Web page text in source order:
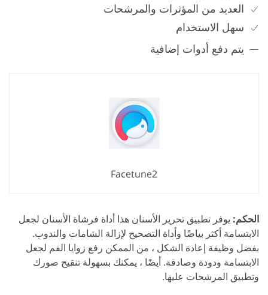
العديد من المؤثرات والمرشحات
سهل الاستخدام
يتم دفع أدوات إضافية
Facetune2
الحكم: يوفر تطبيق تحرير الأسنان هذا أداة فرشاة الأسنان لجعل
الابتسامة أكثر بياضًا وأداة التصحيح لإزالة الشامات والندوب.
بفضل وظيفة إعادة الشكل ، من الممكن رفع زوايا الفم لجعل
الابتسامة ودودة وصادقة. أيضًا ، يمكنك بسهولة تنقيح صورك
وتطبيق المرشحات عليها.